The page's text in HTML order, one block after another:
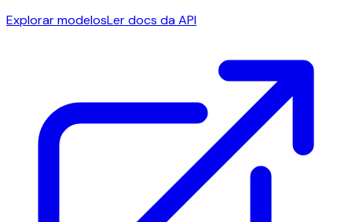
Explorar modelosLer docs da API